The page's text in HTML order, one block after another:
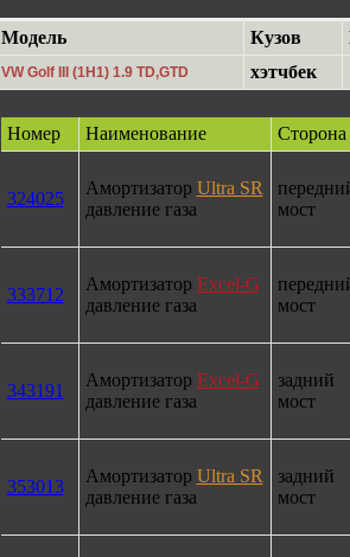
Модель Кузов
VW Golf III (1H1) 1.9 TD,GTD хэтчбек
Номер Наименование Сторона
324025
Амортизатор Ultra SR
давление газа
мост
333712
Амортизатор Excel-G
давление газа
мост
343191
Амортизатор Excel-G
давление газа
задний
мост
353013
Амортизатор Ultra SR
давление газа
задний
мост